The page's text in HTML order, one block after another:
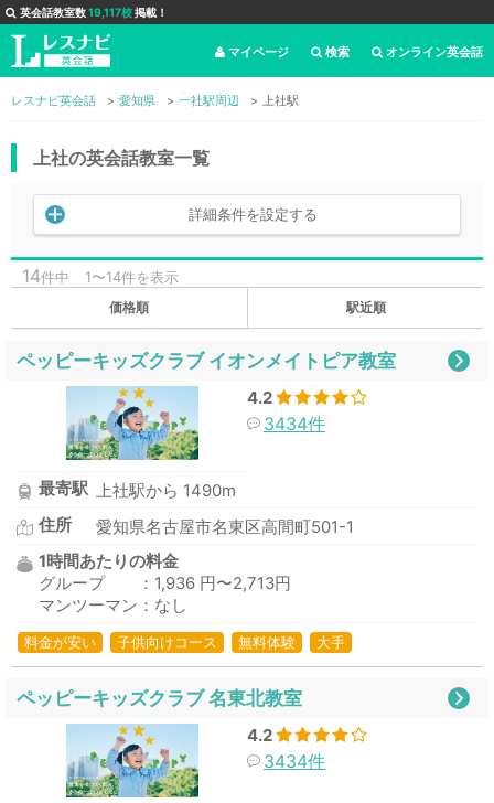
英会話教室数19,117校掲載！
オンライン英会話
検索
マイページ
レスナビ英会話 愛知県 一社駅周辺 上社駅
上社の英会話教室一覧
詳細条件を設定する
14件中 1〜14件を表示
価格順 駅近順
ペッピーキッズクラブ イオンメイトピア教室
4.2
3434件
最寄駅 上社駅から 1490m
住所
愛知県名古屋市名東区高間町501-1
1時間あたりの料金
グループ ：1,936 円〜2,713円
マンツーマン：なし
料金が安い 子供向けコース 無料体験 大手
ペッピーキッズクラブ 名東北教室
4.2
3434件